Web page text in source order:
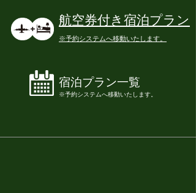
航空券付き宿泊プラン
​※予約システムへ移動いたします。
宿泊プラン一覧
​※予約システムへ移動いたします。